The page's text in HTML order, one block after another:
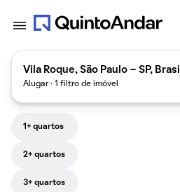
Vila Roque, São Paulo - SP, Brasil
Alugar · 1 filtro de imóvel
1+ quartos
2+ quartos
3+ quartos